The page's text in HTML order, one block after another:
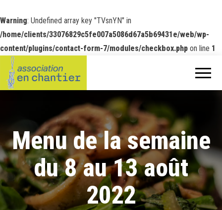
Warning: Undefined array key "TVsnYN" in
/home/clients/33076829c5fe007a5086d67a5b69431e/web/wp-
content/plugins/contact-form-7/modules/checkbox.php on line 1
Menu de la semaine
du 8 au 13 août
2022